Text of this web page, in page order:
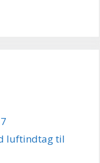
luftindtag til